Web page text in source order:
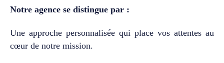
lumineux,trois
bain,une cuisine
fonctionnelle,ainsi
qu’un sous-sol complet
Notre agence se distingue par :
Une approche personnalisée qui place vos attentes au
cœur de notre mission.